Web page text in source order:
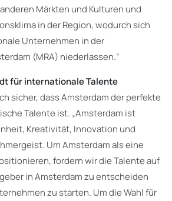
Märkten und Kulturen und
in der Region, wodurch sich
Unternehmen in der
(MRA) niederlassen.“
für internationale Talente
sicher, dass Amsterdam der perfekte
Talente ist. „Amsterdam ist
Kreativität, Innovation und
Um Amsterdam als eine
fordern wir die Talente auf
in Amsterdam zu entscheiden
zu starten. Um die Wahl für